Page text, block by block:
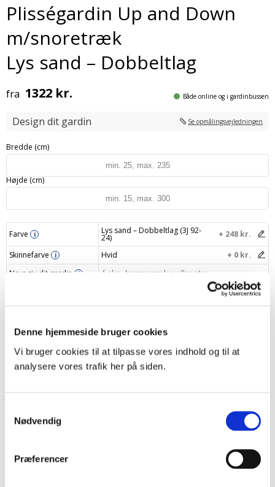
Denne hjemmeside bruger cookies
Vi bruger cookies til at tilpasse vores indhold og til at
analysere vores trafik her på siden.
Nødvendig
Præferencer
Plisségardin Up and Down
m/snoretræk
Lys sand – Dobbeltlag
fra 1322 kr. Både online og i gardinbussen
Design dit gardin Se opmålingsvejledningen
Bredde (cm)
Højde (cm)
Farve i Lys sand – Dobbeltlag (3J 92-
24)
+ 248 kr.
Skinnefarve
i Hvid
+ 0 kr.
Navngiv dit gardin
i
Din pris1322 kr.
– + Læg i indkøbskurv
Levering og returnering